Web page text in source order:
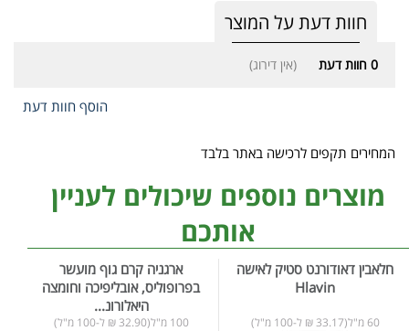
חוות דעת על המוצר
0 חוות דעת (אין דירוג)
הוסף חוות דעת
המחירים תקפים לרכישה באתר בלבד
מוצרים נוספים שיכולים לעניין
אותכם
חלאבין דאודורנט סטיק לאישה
Hlavin
60 מ"ל(33.17 ₪ ל-100 מ"ל)
ארגניה קרם גוף מועשר
בפרופוליס, אובליפיכה וחומצה
היאלורונ...
100 מ"ל(32.90 ₪ ל-100 מ"ל)